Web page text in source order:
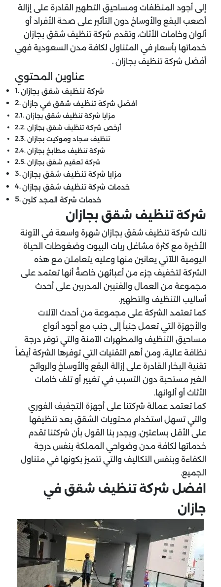
إلى أجود المنظفات ومساحيق التطهير القادرة على إزالة
أصعب البقع والأوساخ دون التأثير على صحة الأفراد أو
ألوان وخامات الأثاث، وتقدم شركة تنظيف شقق بجازان
خدماتها بأسعار في المتناول لكافة مدن السعودية فهي
أفضل شركة تنظيف بجازان .
عناوين المحتوي
شركة تنظيف شقق بجازان
افضل شركة تنظيف شقق في جازان
مزايا شركة تنظيف شقق بجازان
أرخص شركة تنظيف شقق بجازان
تنظيف سجاد وموكيت بجازان
شركة تنظيف مطابخ بجازان
شركة تعقيم شقق بجازان
مزايا شركة تنظيف شقق بجازان
خدمات شركة تنظيف شقق بجازان
خدمات شركة المجد كلين
شركة تنظيف شقق بجازان
نالت شركة تنظيف شقق بجازان شهرة واسعة في الآونة
الأخيرة مع كثرة مشاغل ربات البيوت وضغوطات الحياة
اليومية اللآتي يعانين منها وعليه يتعاملن مع هذه
الشركة لتخفيف جزء من أعبائهن خاصةً أنها تعتمد على
مجموعة من العمال والفنيين المدربين على أحدث
أساليب التنظيف والتطهير.
كما تعتمد الشركة على مجموعة من أحدث الآلات
والأجهزة التي تعمل جنباً إلى جنب مع أجود أنواع
مساحيق التنظيف والمطهرات الآمنة والتي توفر درجة
نظافة عالية، ومن أهم التقنيات التي توفرها الشركة أيضاً
تقنية البخار القادرة على إزالة البقع والأوساخ والروائح
الغير مستحبة دون التسبب في تغيير أو تلف خامات
الأثاث أو ألوانها.
كما تعتمد عمالة شركتنا على أجهزة التجفيف الفوري
والتي تسهل استخدام محتويات الشقق بعد تنظيفها
على الأقل بساعتين، ويجدر بنا القول بأن شركتنا تقدم
خدماتها لكافة مدن وضواحي المملكة بنفس درجة
الكفاءة وبنفس التكاليف والتي تتميز بكونها في متناول
الجميع.
افضل شركة تنظيف شقق في
جازان